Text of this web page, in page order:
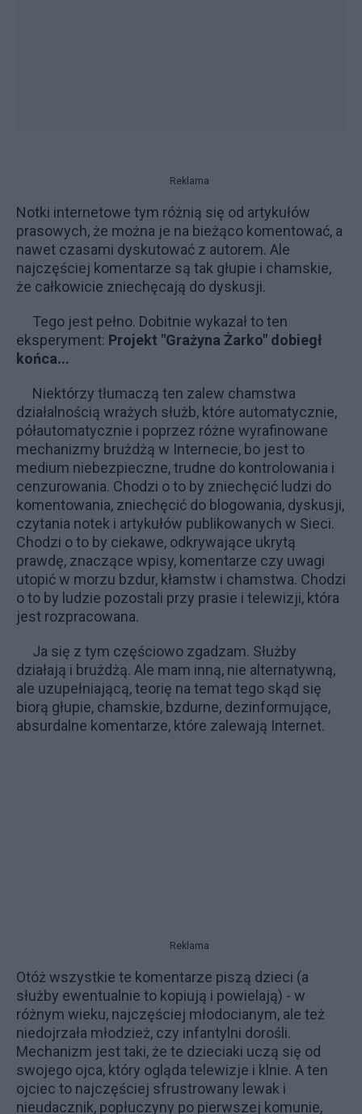
Reklama
Notki internetowe tym różnią się od artykułów
prasowych, że można je na bieżąco komentować, a
nawet czasami dyskutować z autorem. Ale
najczęściej komentarze są tak głupie i chamskie,
że całkowicie zniechęcają do dyskusji.
Tego jest pełno. Dobitnie wykazał to ten
eksperyment: Projekt "Grażyna Żarko" dobiegł
końca...
Niektórzy tłumaczą ten zalew chamstwa
działalnością wrażych służb, które automatycznie,
półautomatycznie i poprzez różne wyrafinowane
mechanizmy brużdżą w Internecie, bo jest to
medium niebezpieczne, trudne do kontrolowania i
cenzurowania. Chodzi o to by zniechęcić ludzi do
komentowania, zniechęcić do blogowania, dyskusji,
czytania notek i artykułów publikowanych w Sieci.
Chodzi o to by ciekawe, odkrywające ukrytą
prawdę, znaczące wpisy, komentarze czy uwagi
utopić w morzu bzdur, kłamstw i chamstwa. Chodzi
o to by ludzie pozostali przy prasie i telewizji, która
jest rozpracowana.
Ja się z tym częściowo zgadzam. Służby
działają i brużdżą. Ale mam inną, nie alternatywną,
ale uzupełniającą, teorię na temat tego skąd się
biorą głupie, chamskie, bzdurne, dezinformujące,
absurdalne komentarze, które zalewają Internet.
Reklama
Otóż wszystkie te komentarze piszą dzieci (a
służby ewentualnie to kopiują i powielają) - w
różnym wieku, najczęściej młodocianym, ale też
niedojrzała młodzież, czy infantylni dorośli.
Mechanizm jest taki, że te dzieciaki uczą się od
swojego ojca, który ogląda telewizje i klnie. A ten
ojciec to najczęściej sfrustrowany lewak i
nieudacznik, popłuczyny po pierwszej komunie,